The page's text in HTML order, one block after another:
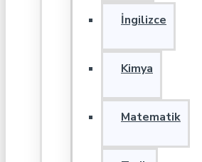
İngilizce
Kimya
Matematik